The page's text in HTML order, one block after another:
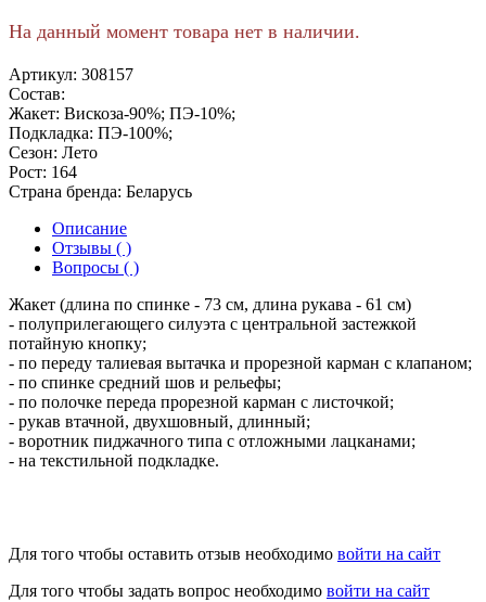
На данный момент товара нет в наличии.
Артикул: 308157
Состав:
Жакет: Вискоза-90%; ПЭ-10%;
Подкладка: ПЭ-100%;
Сезон: Лето
Рост: 164
Страна бренда: Беларусь
Описание
Отзывы ( )
Вопросы ( )
Жакет (длина по спинке - 73 см, длина рукава - 61 см)
- полуприлегающего силуэта с центральной застежкой
потайную кнопку;
- по переду талиевая вытачка и прорезной карман с клапаном;
- по спинке средний шов и рельефы;
- по полочке переда прорезной карман с листочкой;
- рукав втачной, двухшовный, длинный;
- воротник пиджачного типа с отложными лацканами;
- на текстильной подкладке.
Для того чтобы оставить отзыв необходимо войти на сайт
Для того чтобы задать вопрос необходимо войти на сайт